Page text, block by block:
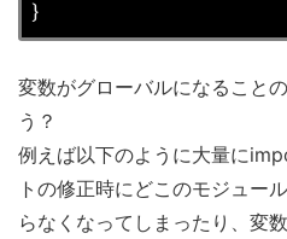
}
変数がグローバルになること
う？
例えば以下のように大量に
トの修正時にどこのモジュー
らなくなってしまったり、変